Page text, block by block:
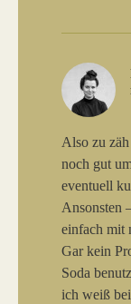
Also zu zäh
noch gut
eventuell
Ansonsten
einfach mit
Gar kein
Soda
ich weiß